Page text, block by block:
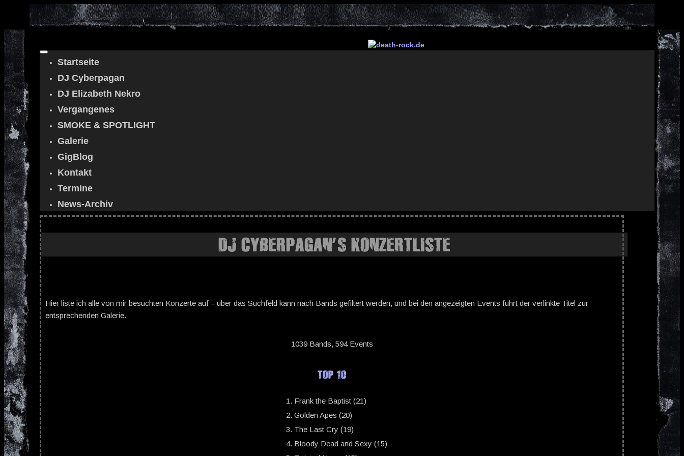
Startseite
DJ Cyberpagan
DJ Elizabeth Nekro
Vergangenes
SMOKE & SPOTLIGHT
Galerie
GigBlog
Kontakt
Termine
News-Archiv
DJ CYBERPAGAN’S KONZERTLISTE
Hier liste ich alle von mir besuchten Konzerte auf – über das Suchfeld kann nach Bands gefiltert werden, und bei den angezeigten Events führt der verlinkte Titel zur
entsprechenden Galerie.
1039 Bands, 594 Events
TOP 10
Frank the Baptist (21)
Golden Apes (20)
The Last Cry (19)
Bloody Dead and Sexy (15)